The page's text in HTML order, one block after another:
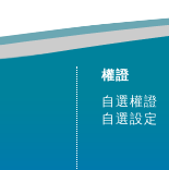
權證
自選權證
自選設定